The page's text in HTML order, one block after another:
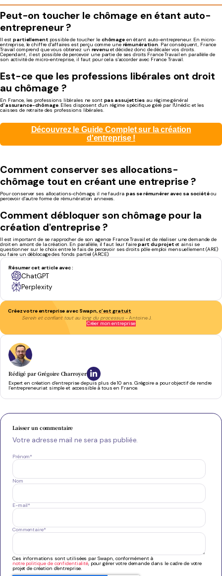
Peut-on toucher le chômage en étant auto-
entrepreneur?
Il estpartiellement possible de toucher le chômageen étant auto-entrepreneur. En micro-
entreprise, le chiffre d'affaires est perçu comme une rémunération. Par conséquent, France
Travail comprend que vous obtenez un revenuet décidez donc de décaler vos droits.
Cependant, il est possible de percevoir une partie de ses droits France Travail en parallèle de
son activité de micro-entreprise, il faut pour cela s'accorder avec France Travail.
Est-ce que les professions libérales ont droit
au chômage ?
En France, les professions libérales ne sont pas assujettiesau régime général
d'assurance-chômage. Elles disposent d'un régime spécifique géré par l'Unédic et les
caisses de retraite des professions libérales.
Découvrez le Guide Complet sur la création
d'entreprise !
Comment conserverses allocations-
chômage tout en créant une entreprise ?
Pour conserver ses allocations-chômage, il ne faudra pas se rémunérer avec sa sociétéou
percevoir d'autre forme de rémunération annexes.
Comment débloquerson chômage pour la
création d'entreprise ?
Il est important de se rapprocher de son agence France Travail et de réaliser une demande de
droit en amont de la création. En parallèle, il faut leur fairepart du projet et ainsi se
questionner sur le choix entre le fais de percevoir ses droits pôle emploi mensuellement (ARE)
ou faire un déblocage des fonds partiel (ARCE).
Résumer cet article avec :
ChatGPT
Perplexity
Créez votre entreprise avec Swapn,c’est gratuit
Serein et confiant tout au long du processus- Antoine J.
Créer mon entreprise
Rédigé par Grégoire Charroyer
Expert en création d’entreprise depuis plus de 10 ans. Grégoire a pour objectif de rendre
l’entrepreneuriat simple et accessible à tous en France.
Laisser un commentaire
Votre adresse mail ne sera pas publiée.
Prénom*
Nom
E-mail*
Commentaire*
Ces informations sont utilisées par Swapn, conformément à
notre politique de confidentialité, pour gérer votre demande dans le cadre de votre
projet de création d'entreprise.